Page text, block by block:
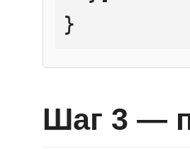
}
Шаг 3 —